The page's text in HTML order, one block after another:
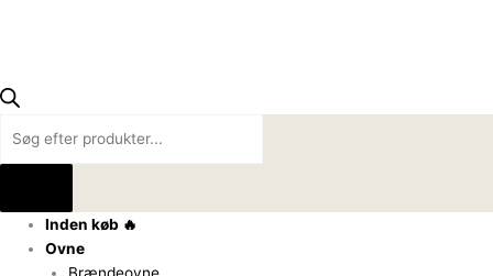
Inden køb 🔥
Ovne
Brændeovne